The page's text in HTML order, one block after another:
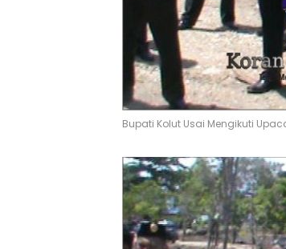
Bupati Kolut Usai Mengikuti